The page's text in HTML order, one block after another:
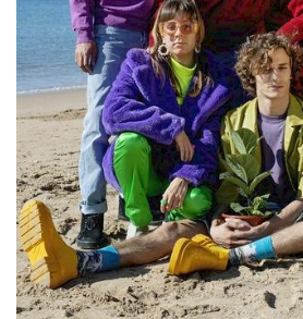
Cultura
Lazer
Ambiente